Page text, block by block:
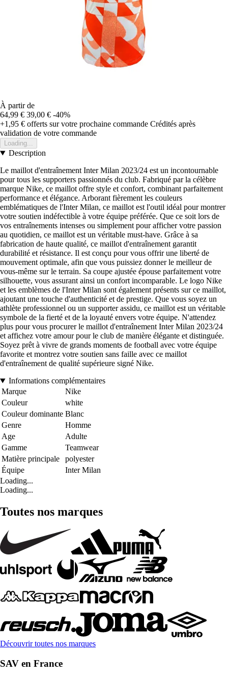
À partir de
64,99 € 39,00 € -40%
+1,95 € offerts sur votre prochaine commande Crédités après
validation de votre commande
Loading...
Description
Le maillot d'entraînement Inter Milan 2023/24 est un incontournable
pour tous les supporters passionnés du club. Fabriqué par la célèbre
marque Nike, ce maillot offre style et confort, combinant parfaitement
performance et élégance. Arborant fièrement les couleurs
emblématiques de l'Inter Milan, ce maillot est l'outil idéal pour montrer
votre soutien indéfectible à votre équipe préférée. Que ce soit lors de
vos entraînements intenses ou simplement pour afficher votre passion
au quotidien, ce maillot est un véritable must-have. Grâce à sa
fabrication de haute qualité, ce maillot d'entraînement garantit
durabilité et résistance. Il est conçu pour vous offrir une liberté de
mouvement optimale, afin que vous puissiez donner le meilleur de
vous-même sur le terrain. Sa coupe ajustée épouse parfaitement votre
silhouette, vous assurant ainsi un confort incomparable. Le logo Nike
et les emblèmes de l'Inter Milan sont également présents sur ce maillot,
ajoutant une touche d'authenticité et de prestige. Que vous soyez un
athlète professionnel ou un supporter assidu, ce maillot est un véritable
symbole de la fierté et de la loyauté envers votre équipe. N'attendez
plus pour vous procurer le maillot d'entraînement Inter Milan 2023/24
et affichez votre amour pour le club de manière élégante et distinguée.
Soyez prêt à vivre de grands moments de football avec votre équipe
favorite et montrez votre soutien sans faille avec ce maillot
d'entraînement de qualité supérieure signé Nike.
Informations complémentaires
Marque
Nike
Couleur
white
Couleur dominante Blanc
Genre
Homme
Age
Adulte
Gamme
Teamwear
Matière principale
polyester
Équipe
Inter Milan
Loading...
Loading...
Toutes nos marques
Découvrir toutes nos marques
SAV en France